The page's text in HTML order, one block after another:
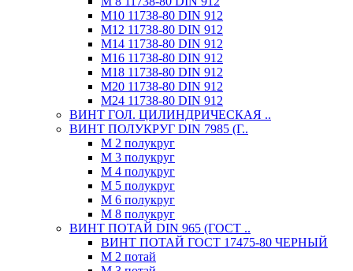
М10 11738-80 DIN 912
М12 11738-80 DIN 912
М14 11738-80 DIN 912
М16 11738-80 DIN 912
М18 11738-80 DIN 912
М20 11738-80 DIN 912
М24 11738-80 DIN 912
ВИНТ ГОЛ. ЦИЛИНДРИЧЕСКАЯ ..
ВИНТ ПОЛУКРУГ DIN 7985 (Г..
М 2 полукруг
М 3 полукруг
М 4 полукруг
М 5 полукруг
М 6 полукруг
М 8 полукруг
ВИНТ ПОТАЙ DIN 965 (ГОСТ ..
ВИНТ ПОТАЙ ГОСТ 17475-80 ЧЕРНЫЙ
М 2 потай